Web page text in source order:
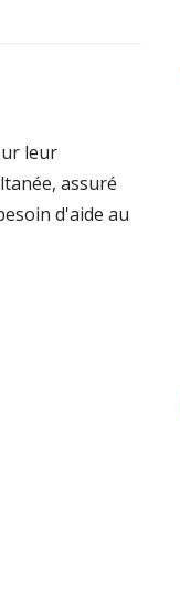
leur
assuré
d'aide au